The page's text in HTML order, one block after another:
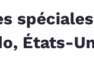
États-